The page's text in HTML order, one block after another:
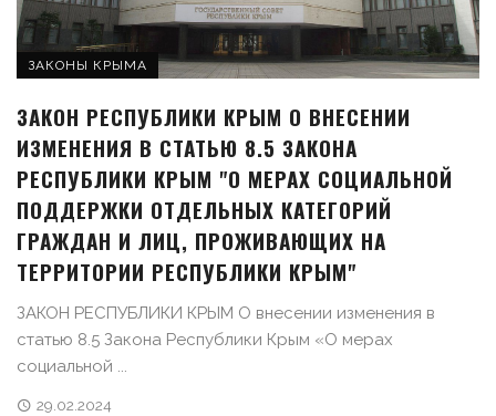
ЗАКОНЫ КРЫМА
ЗАКОН РЕСПУБЛИКИ КРЫМ О ВНЕСЕНИИ
ИЗМЕНЕНИЯ В СТАТЬЮ 8.5 ЗАКОНА
РЕСПУБЛИКИ КРЫМ "О МЕРАХ СОЦИАЛЬНОЙ
ПОДДЕРЖКИ ОТДЕЛЬНЫХ КАТЕГОРИЙ
ГРАЖДАН И ЛИЦ, ПРОЖИВАЮЩИХ НА
ТЕРРИТОРИИ РЕСПУБЛИКИ КРЫМ"
ЗАКОН РЕСПУБЛИКИ КРЫМ О внесении изменения в
статью 8.5 Закона Республики Крым «О мерах
социальной ...
29.02.2024